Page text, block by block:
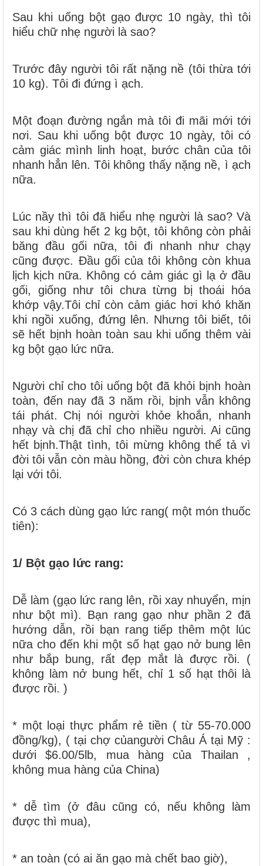
Sau khi uống bột gạo được 10 ngày, thì tôi
hiểu chữ nhẹ người là sao?
Trước đây người tôi rất nặng nề (tôi thừa tới
10 kg). Tôi đi đứng ì ạch.
Một đoạn đường ngắn mà tôi đi mãi mới tới
nơi. Sau khi uống bột được 10 ngày, tôi có
cảm giác mình linh hoạt, bước chân của tôi
nhanh hẳn lên. Tôi không thấy nặng nề, ì ạch
nữa.
Lúc nầy thì tôi đã hiểu nhẹ người là sao? Và
sau khi dùng hết 2 kg bột, tôi không còn phải
băng đầu gối nữa, tôi đi nhanh như chạy
cũng được. Đầu gối của tôi không còn khua
lịch kịch nữa. Không có cảm giác gì lạ ở đầu
gối, giống như tôi chưa từng bị thoái hóa
khớp vậy.Tôi chỉ còn cảm giác hơi khó khăn
khi ngồi xuống, đứng lên. Nhưng tôi biết, tôi
sẽ hết bịnh hoàn toàn sau khi uống thêm vài
kg bột gạo lức nữa.
Người chỉ cho tôi uống bột đã khỏi bịnh hoàn
toàn, đến nay đã 3 năm rồi, bịnh vẫn không
tái phát. Chị nói người khỏe khoắn, nhanh
nhạy và chị đã chỉ cho nhiều người. Ai cũng
hết bịnh.Thật tình, tôi mừng không thể tả vì
đời tôi vẫn còn màu hồng, đời còn chưa khép
lại với tôi.
Có 3 cách dùng gạo lức rang( một món thuốc
tiên):
1/ Bột gạo lức rang:
Dễ làm (gạo lức rang lên, rồi xay nhuyển, mịn
như bột mì). Bạn rang gạo như phần 2 đã
hướng dẫn, rồi bạn rang tiếp thêm một lúc
nữa cho đến khi một số hạt gạo nở bung lên
như bắp bung, rất đẹp mắt là được rồi. (
không làm nở bung hết, chỉ 1 số hạt thôi là
được rồi. )
* một loại thực phẩm rẻ tiền ( từ 55-70.000
đồng/kg), ( tại chợ củangười Châu Á tại Mỹ :
dưới $6.00/5lb, mua hàng của Thailan ,
không mua hàng của China)
* dễ tìm (ở đâu cũng có, nếu không làm
được thì mua),
* an toàn (có ai ăn gạo mà chết bao giờ),